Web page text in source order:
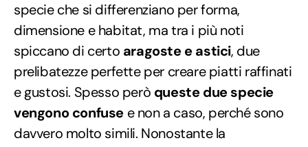
specie che si differenziano per forma,
dimensione e habitat, ma tra i più noti
spiccano di certo aragoste e astici, due
prelibatezze perfette per creare piatti raffinati
e gustosi. Spesso però queste due specie
vengono confuse e non a caso, perché sono
davvero molto simili. Nonostante la